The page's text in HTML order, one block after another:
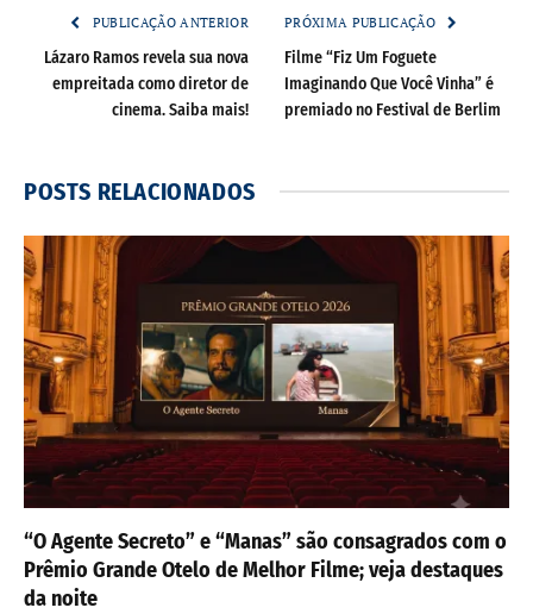
PUBLICAÇÃO ANTERIOR
Lázaro Ramos revela sua nova
empreitada como diretor de
cinema. Saiba mais!
PRÓXIMA PUBLICAÇÃO
Filme “Fiz Um Foguete
Imaginando Que Você Vinha” é
premiado no Festival de Berlim
POSTS RELACIONADOS
“O Agente Secreto” e “Manas” são consagrados com o
Prêmio Grande Otelo de Melhor Filme; veja destaques
da noite